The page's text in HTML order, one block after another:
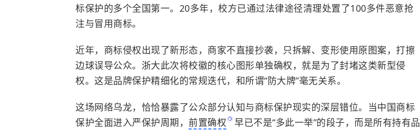
标保护的多个全国第一。20多年，校方已通过法律途径清理处置了100多件恶意抢
注与冒用商标。
近年， 商标侵权出现了新形态，商家不直接抄袭，只拆解、变形使用原图案，打擦
边球误导公众。浙大此次将校徽的核心图形单独确权，就是为了封堵这类新型侵
权。这是品牌保护精细化的常规迭代，和所谓“防大牌”毫无关系。
这场网络乌龙，恰恰暴露了公众部分认知与商标保护现实的深层错位。当中国商标
保护全面进入严保护周期， 前置确权
早已不是“多此一举”的段子，而是所有持有品